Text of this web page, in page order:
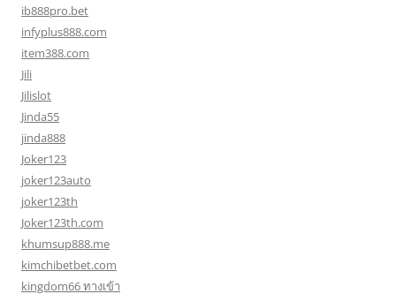
ib888pro.bet
infyplus888.com
item388.com
Jili
Jilislot
Jinda55
jinda888
Joker123
joker123auto
joker123th
Joker123th.com
khumsup888.me
kimchibetbet.com
kingdom66 ทางเข้า